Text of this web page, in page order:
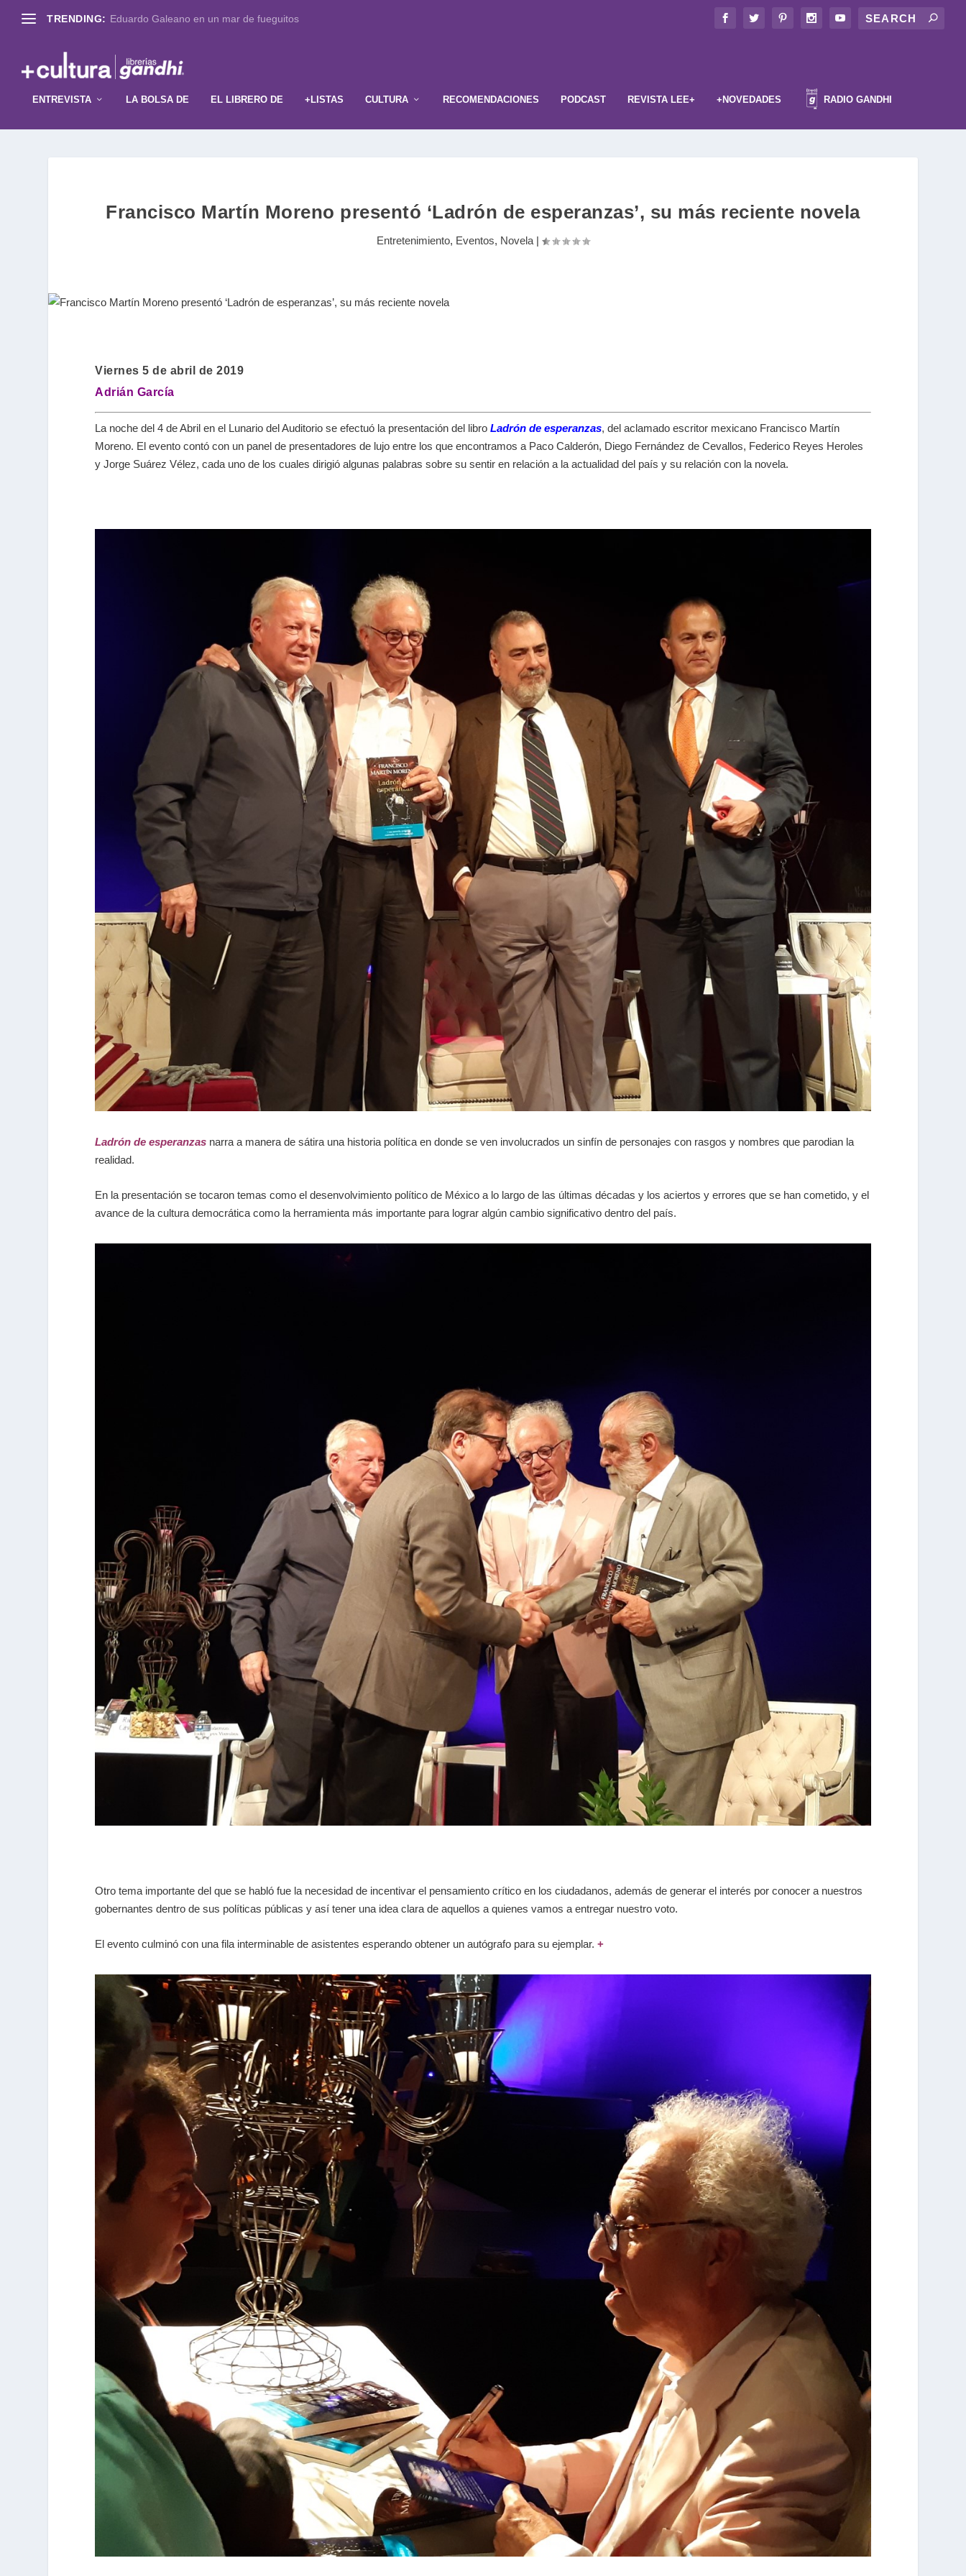
TRENDING: Eduardo Galeano en un mar de fueguitos
ENTREVISTA LA BOLSA DE EL LIBRERO DE +LISTAS CULTURA RECOMENDACIONES PODCAST REVISTA LEE+ +NOVEDADES RADIO GANDHI
Francisco Martín Moreno presentó ‘Ladrón de esperanzas’, su más reciente novela
Entretenimiento, Eventos, Novela |
Viernes 5 de abril de 2019
Adrián García
La noche del 4 de Abril en el Lunario del Auditorio se efectuó la presentación del libro Ladrón de esperanzas, del aclamado escritor mexicano Francisco Martín
Moreno. El evento contó con un panel de presentadores de lujo entre los que encontramos a Paco Calderón, Diego Fernández de Cevallos, Federico Reyes Heroles
y Jorge Suárez Vélez, cada uno de los cuales dirigió algunas palabras sobre su sentir en relación a la actualidad del país y su relación con la novela.
Ladrón de esperanzas narra a manera de sátira una historia política en donde se ven involucrados un sinfín de personajes con rasgos y nombres que parodian la
realidad.
En la presentación se tocaron temas como el desenvolvimiento político de México a lo largo de las últimas décadas y los aciertos y errores que se han cometido, y el
avance de la cultura democrática como la herramienta más importante para lograr algún cambio significativo dentro del país.
Otro tema importante del que se habló fue la necesidad de incentivar el pensamiento crítico en los ciudadanos, además de generar el interés por conocer a nuestros
gobernantes dentro de sus políticas públicas y así tener una idea clara de aquellos a quienes vamos a entregar nuestro voto.
El evento culminó con una fila interminable de asistentes esperando obtener un autógrafo para su ejemplar. +